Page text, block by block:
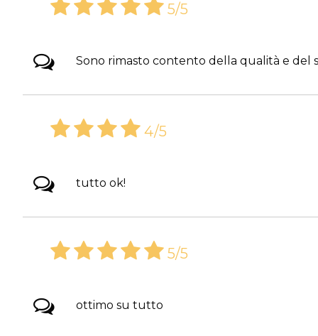
5/5
Sono rimasto contento della qualità e del
4/5
tutto ok!
5/5
ottimo su tutto